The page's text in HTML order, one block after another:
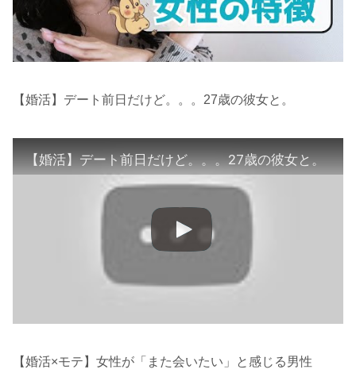
【婚活】デート前日だけど。。。27歳の彼女と。
【婚活】デート前日だけど。。。27歳の彼女と。
【婚活×モテ】女性が「また会いたい」と感じる男性